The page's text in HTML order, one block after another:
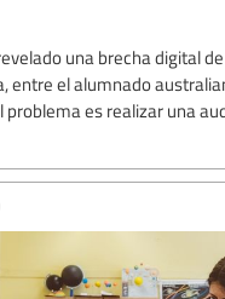
una brecha digital
entre el alumnado
problema es realizar una